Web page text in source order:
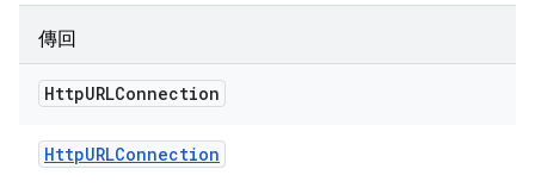
傳回
HttpURLConnection
HttpURLConnection